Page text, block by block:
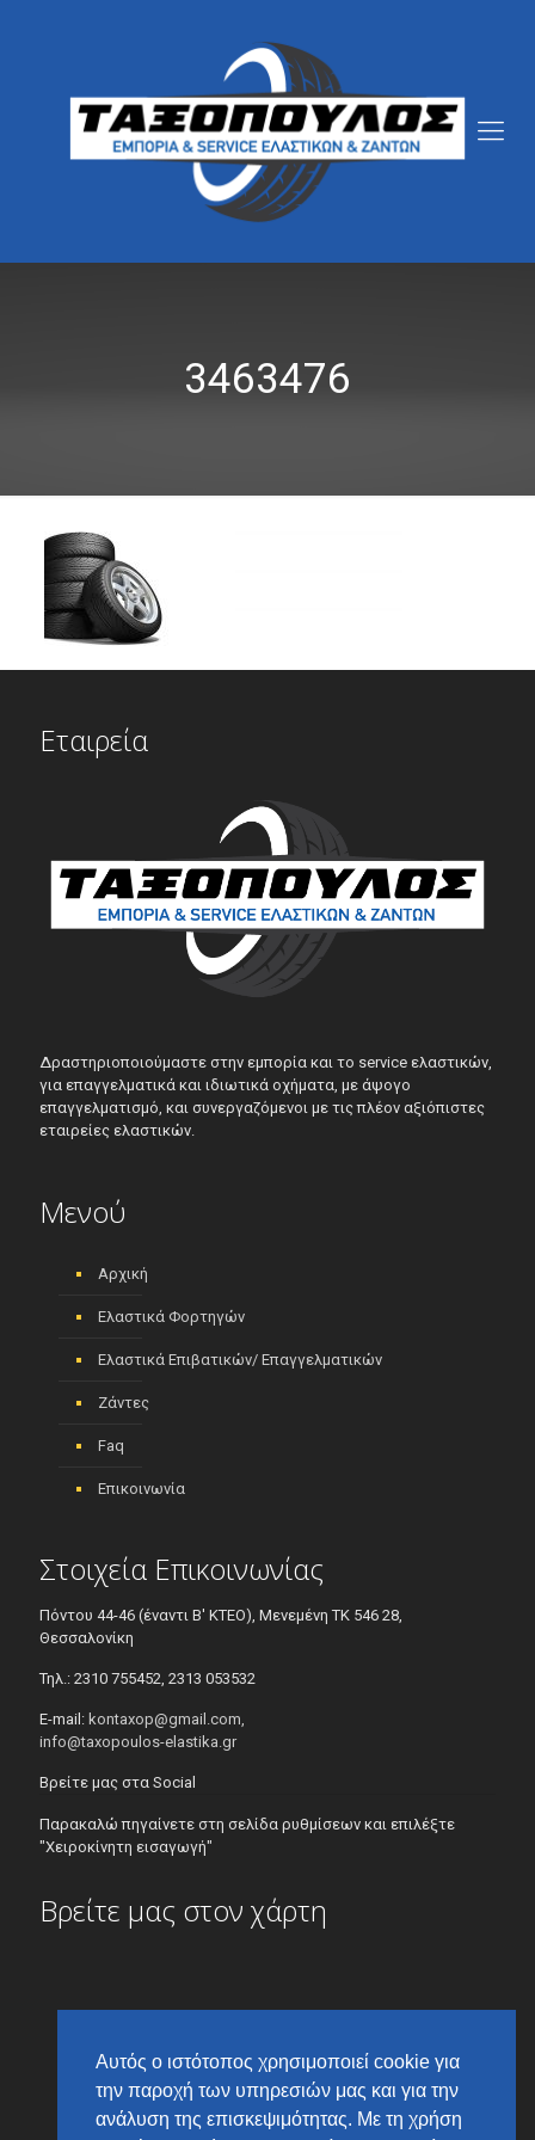
Αυτός ο ιστότοπος χρησιμοποιεί cookie για
την παροχή των υπηρεσιών μας και για την
ανάλυση της επισκεψιμότητας. Με τη χρήση
3463476
Εταιρεία
Δραστηριοποιούμαστε στην εμπορία και το service ελαστικών,
για επαγγελματικά και ιδιωτικά οχήματα, με άψογο
επαγγελματισμό, και συνεργαζόμενοι με τις πλέον αξιόπιστες
εταιρείες ελαστικών.
Μενού
Αρχική
Ελαστικά Φορτηγών
Ελαστικά Επιβατικών/ Επαγγελματικών
Ζάντες
Faq
Επικοινωνία
Στοιχεία Επικοινωνίας
Πόντου 44-46 (έναντι Β' ΚΤΕΟ), Μενεμένη ΤΚ 546 28,
Θεσσαλονίκη
Τηλ.: 2310 755452, 2313 053532
E-mail: kontaxop@gmail.com,
info@taxopoulos-elastika.gr
Βρείτε μας στα Social
Παρακαλώ πηγαίνετε στη σελίδα ρυθμίσεων και επιλέξτε
"Χειροκίνητη εισαγωγή"
Βρείτε μας στον χάρτη